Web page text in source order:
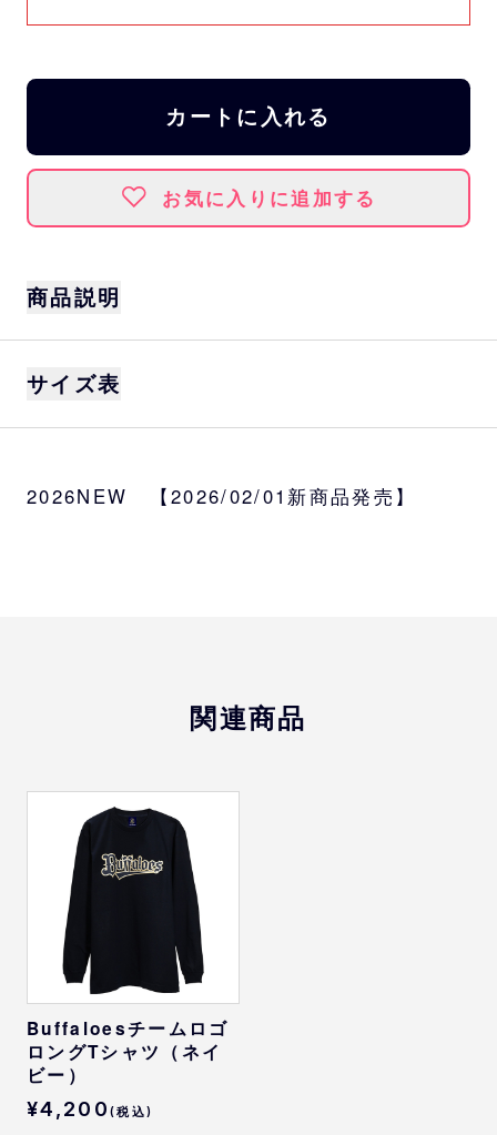
カートに入れる
お気に入りに追加する
商品説明
S、M、L、XL、2XL
カラー
素材
サイズ表
S 49 44 59
61 56
2026NEW 【2026/02/01新商品発売】
関連商品
Buffaloesチームロゴ
ロングTシャツ（ネイ
ビー）
¥4,200 (税込)